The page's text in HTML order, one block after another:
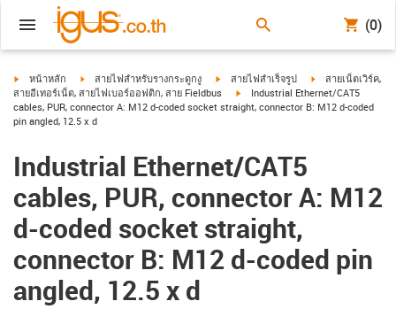
(0)
igus-icon-arrow-right
หน้าหลัก igus-icon-arrow-right
สายไฟสำหรับรางกระดูกงู igus-icon-arrow-right
สายไฟสำเร็จรูป igus-icon-arrow-
สายเน็ตเวิร์ค,
สายอีเทอร์เน็ต, สายไฟเบอร์ออฟติก, สาย Fieldbus
igus-icon-arrow-right
Industrial Ethernet/CAT5
cables, PUR, connector A: M12 d-coded socket straight, connector B: M12 d-coded
pin angled, 12.5 x d
Industrial Ethernet/CAT5
cables, PUR, connector A: M12
d-coded socket straight,
connector B: M12 d-coded pin
angled, 12.5 x d